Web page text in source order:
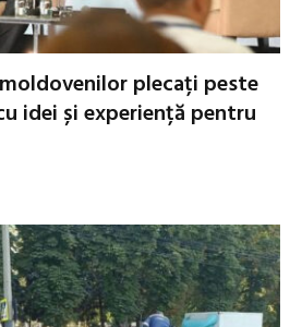
plecați peste
idei și experiență pentru